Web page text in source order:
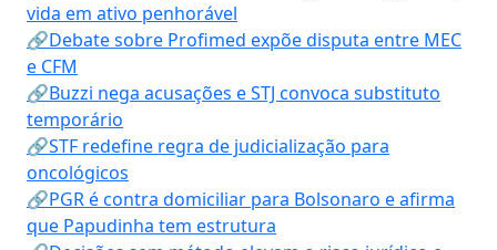
vida em ativo penhorável
🔗Debate sobre Profimed expõe disputa entre MEC
e CFM
🔗Buzzi nega acusações e STJ convoca substituto
temporário
🔗STF redefine regra de judicialização para
oncológicos
🔗PGR é contra domiciliar para Bolsonaro e afirma
que Papudinha tem estrutura